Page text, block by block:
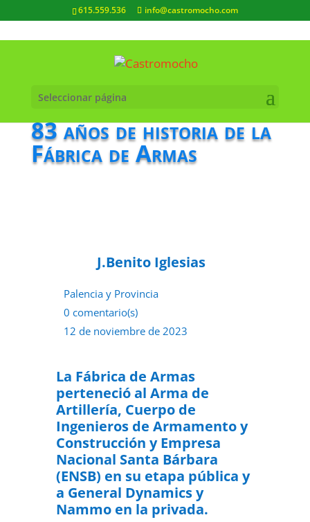
615.559.536 info@castromocho.com
Seleccionar página
83 años de historia de la
Fábrica de Armas
J.Benito Iglesias
Palencia y Provincia
0 comentario(s)
12 de noviembre de 2023
La Fábrica de Armas
perteneció al Arma de
Artillería, Cuerpo de
Ingenieros de Armamento y
Construcción y Empresa
Nacional Santa Bárbara
(ENSB) en su etapa pública y
a General Dynamics y
Nammo en la privada.